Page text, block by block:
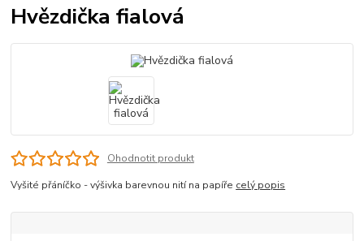
Hvězdička fialová
Ohodnotit produkt
Vyšité přáníčko - výšivka barevnou nití na papíře celý popis